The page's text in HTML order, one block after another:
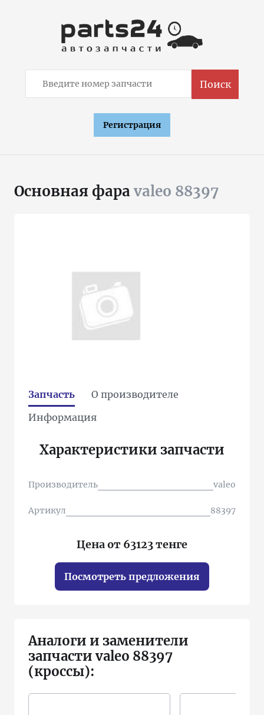
Поиск
Регистрация
Основная фараvaleo 88397
Запчасть
О производителе
Информация
Характеристики запчасти
Производитель valeo
Артикул 88397
Цена от 63123 тенге
Посмотреть предложения
Аналоги и заменители
запчасти valeo 88397
(кроссы):